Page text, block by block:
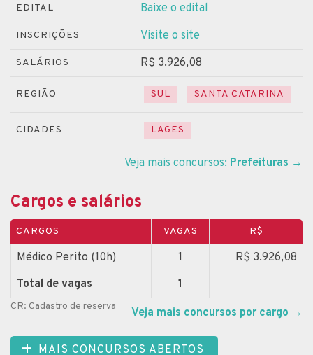
EDITAL Baixe o edital
INSCRIÇÕES Visite o site
SALÁRIOS R$ 3.926,08
REGIÃO SUL SANTA CATARINA
CIDADES LAGES
Veja mais concursos: Prefeituras →
Cargos e salários
CARGOS VAGAS R$
Médico Perito (10h) 1
R$ 3.926,08
Total de vagas
1
CR: Cadastro de reserva Veja mais concursos por cargo →
MAIS CONCURSOS ABERTOS